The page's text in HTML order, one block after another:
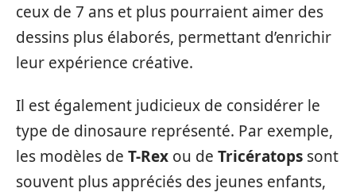
ceux de 7 ans et plus pourraient aimer des
dessins plus élaborés, permettant d’enrichir
leur expérience créative.
Il est également judicieux de considérer le
type de dinosaure représenté. Par exemple,
les modèles de T-Rex ou de Tricératops sont
souvent plus appréciés des jeunes enfants,